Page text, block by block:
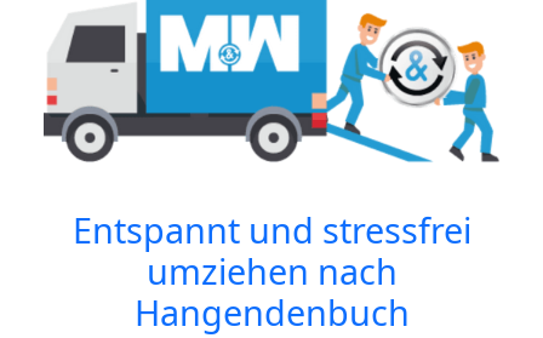
Entspannt und stressfrei
umziehen nach
Hangendenbuch